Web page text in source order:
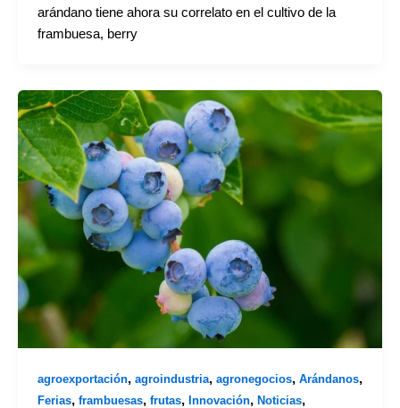
arándano tiene ahora su correlato en el cultivo de la
frambuesa, berry
agroexportación, agroindustria, agronegocios, Arándanos,
Ferias, frambuesas, frutas, Innovación, Noticias,